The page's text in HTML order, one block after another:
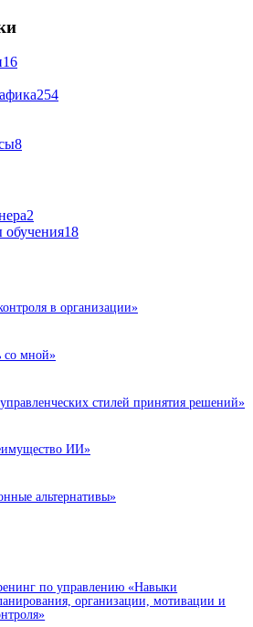
16
254
8
2
18
в организации»
со мной»
стилей принятия решений»
ИИ»
альтернативы»
по управлению «Навыки
организации, мотивации и